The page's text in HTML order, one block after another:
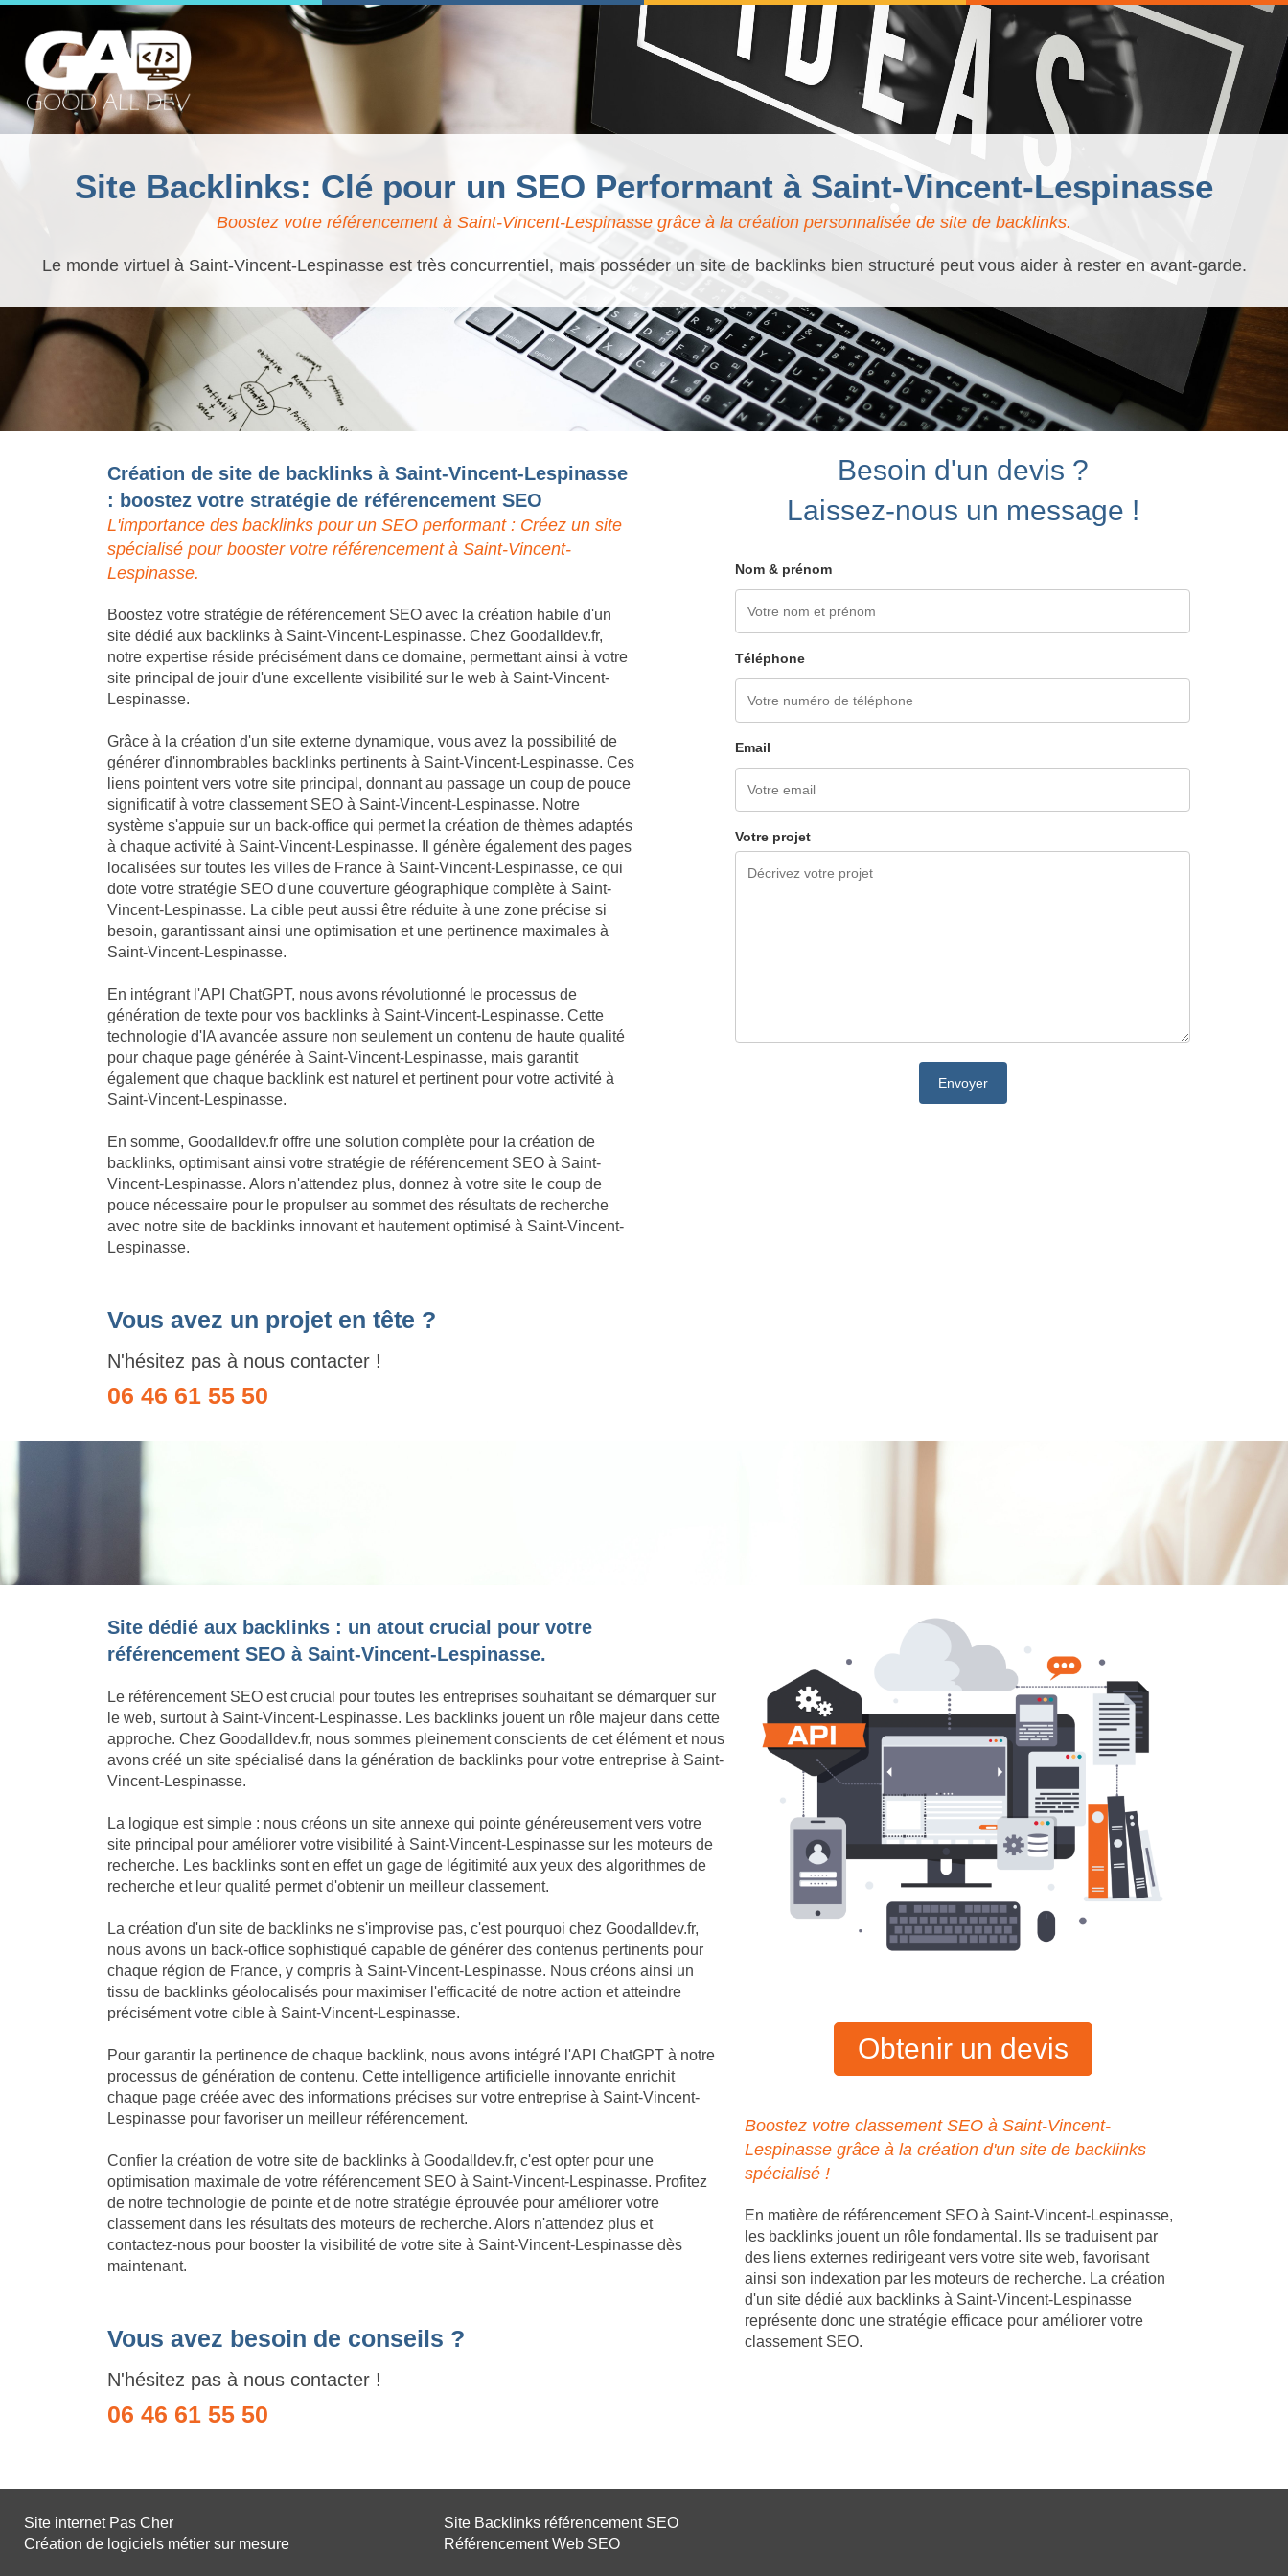
Site Backlinks: Clé pour un SEO Performant à Saint-Vincent-Lespinasse
Boostez votre référencement à Saint-Vincent-Lespinasse grâce à la création personnalisée de site de backlinks.
Le monde virtuel à Saint-Vincent-Lespinasse est très concurrentiel, mais posséder un site de backlinks bien structuré peut vous aider à rester en avant-garde.
Création de site de backlinks à Saint-Vincent-Lespinasse
: boostez votre stratégie de référencement SEO
L'importance des backlinks pour un SEO performant : Créez un site
spécialisé pour booster votre référencement à Saint-Vincent-
Lespinasse.
Boostez votre stratégie de référencement SEO avec la création habile d'un
site dédié aux backlinks à Saint-Vincent-Lespinasse. Chez Goodalldev.fr,
notre expertise réside précisément dans ce domaine, permettant ainsi à votre
site principal de jouir d'une excellente visibilité sur le web à Saint-Vincent-
Lespinasse.
Grâce à la création d'un site externe dynamique, vous avez la possibilité de
générer d'innombrables backlinks pertinents à Saint-Vincent-Lespinasse. Ces
liens pointent vers votre site principal, donnant au passage un coup de pouce
significatif à votre classement SEO à Saint-Vincent-Lespinasse. Notre
système s'appuie sur un back-office qui permet la création de thèmes adaptés
à chaque activité à Saint-Vincent-Lespinasse. Il génère également des pages
localisées sur toutes les villes de France à Saint-Vincent-Lespinasse, ce qui
dote votre stratégie SEO d'une couverture géographique complète à Saint-
Vincent-Lespinasse. La cible peut aussi être réduite à une zone précise si
besoin, garantissant ainsi une optimisation et une pertinence maximales à
Saint-Vincent-Lespinasse.
En intégrant l'API ChatGPT, nous avons révolutionné le processus de
génération de texte pour vos backlinks à Saint-Vincent-Lespinasse. Cette
technologie d'IA avancée assure non seulement un contenu de haute qualité
pour chaque page générée à Saint-Vincent-Lespinasse, mais garantit
également que chaque backlink est naturel et pertinent pour votre activité à
Saint-Vincent-Lespinasse.
En somme, Goodalldev.fr offre une solution complète pour la création de
backlinks, optimisant ainsi votre stratégie de référencement SEO à Saint-
Vincent-Lespinasse. Alors n'attendez plus, donnez à votre site le coup de
pouce nécessaire pour le propulser au sommet des résultats de recherche
avec notre site de backlinks innovant et hautement optimisé à Saint-Vincent-
Lespinasse.
Vous avez un projet en tête ?
N'hésitez pas à nous contacter !
06 46 61 55 50
Besoin d'un devis ?
Laissez-nous un message !
Nom & prénom
Téléphone
Email
Votre projet
Site dédié aux backlinks : un atout crucial pour votre
référencement SEO à Saint-Vincent-Lespinasse.
Le référencement SEO est crucial pour toutes les entreprises souhaitant se démarquer sur
le web, surtout à Saint-Vincent-Lespinasse. Les backlinks jouent un rôle majeur dans cette
approche. Chez Goodalldev.fr, nous sommes pleinement conscients de cet élément et nous
avons créé un site spécialisé dans la génération de backlinks pour votre entreprise à Saint-
Vincent-Lespinasse.
La logique est simple : nous créons un site annexe qui pointe généreusement vers votre
site principal pour améliorer votre visibilité à Saint-Vincent-Lespinasse sur les moteurs de
recherche. Les backlinks sont en effet un gage de légitimité aux yeux des algorithmes de
recherche et leur qualité permet d'obtenir un meilleur classement.
La création d'un site de backlinks ne s'improvise pas, c'est pourquoi chez Goodalldev.fr,
nous avons un back-office sophistiqué capable de générer des contenus pertinents pour
chaque région de France, y compris à Saint-Vincent-Lespinasse. Nous créons ainsi un
tissu de backlinks géolocalisés pour maximiser l'efficacité de notre action et atteindre
précisément votre cible à Saint-Vincent-Lespinasse.
Pour garantir la pertinence de chaque backlink, nous avons intégré l'API ChatGPT à notre
processus de génération de contenu. Cette intelligence artificielle innovante enrichit
chaque page créée avec des informations précises sur votre entreprise à Saint-Vincent-
Lespinasse pour favoriser un meilleur référencement.
Confier la création de votre site de backlinks à Goodalldev.fr, c'est opter pour une
optimisation maximale de votre référencement SEO à Saint-Vincent-Lespinasse. Profitez
de notre technologie de pointe et de notre stratégie éprouvée pour améliorer votre
classement dans les résultats des moteurs de recherche. Alors n'attendez plus et
contactez-nous pour booster la visibilité de votre site à Saint-Vincent-Lespinasse dès
maintenant.
Vous avez besoin de conseils ?
N'hésitez pas à nous contacter !
06 46 61 55 50
Obtenir un devis
Boostez votre classement SEO à Saint-Vincent-
Lespinasse grâce à la création d'un site de backlinks
spécialisé !
En matière de référencement SEO à Saint-Vincent-Lespinasse,
les backlinks jouent un rôle fondamental. Ils se traduisent par
des liens externes redirigeant vers votre site web, favorisant
ainsi son indexation par les moteurs de recherche. La création
d'un site dédié aux backlinks à Saint-Vincent-Lespinasse
représente donc une stratégie efficace pour améliorer votre
classement SEO.
Site internet Pas Cher
Création de logiciels métier sur mesure
Site Backlinks référencement SEO
Référencement Web SEO